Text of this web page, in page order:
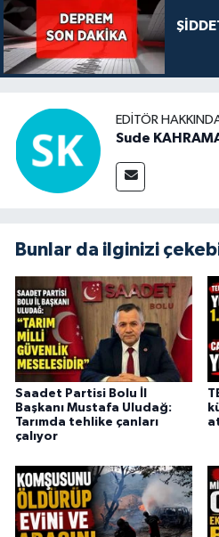
EDITÖR
Sude
Bunlar da ilginizi
Saadet Partisi Bolu İl
Başkanı Mustafa Uludağ:
Tarımda tehlike çanları
çalıyor